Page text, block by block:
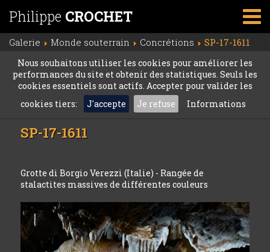
Philippe CROCHET
Galerie Monde souterrain Concrétions SP-17-1611
Nous souhaitons utiliser les cookies pour améliorer les
performances du site et obtenir des statistiques. Seuls les
cookies essentiels sont actifs. Accepter pour valider les
cookies tiers:
J'accepte Je refuse Informations
SP-17-1611
Grotte di Borgio Verezzi (Italie) - Rangée de
stalactites massives de différentes couleurs